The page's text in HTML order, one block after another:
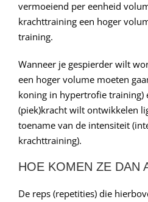
vermoeiend per eenheid
krachttraining een hoger
training.
Wanneer je gespierder wilt
een hoger volume moeten
koning in hypertrofie training)
(piek)kracht wilt ontwikkelen
toename van de intensiteit
krachttraining).
HOE KOMEN ZE DAN
De reps (repetities) die